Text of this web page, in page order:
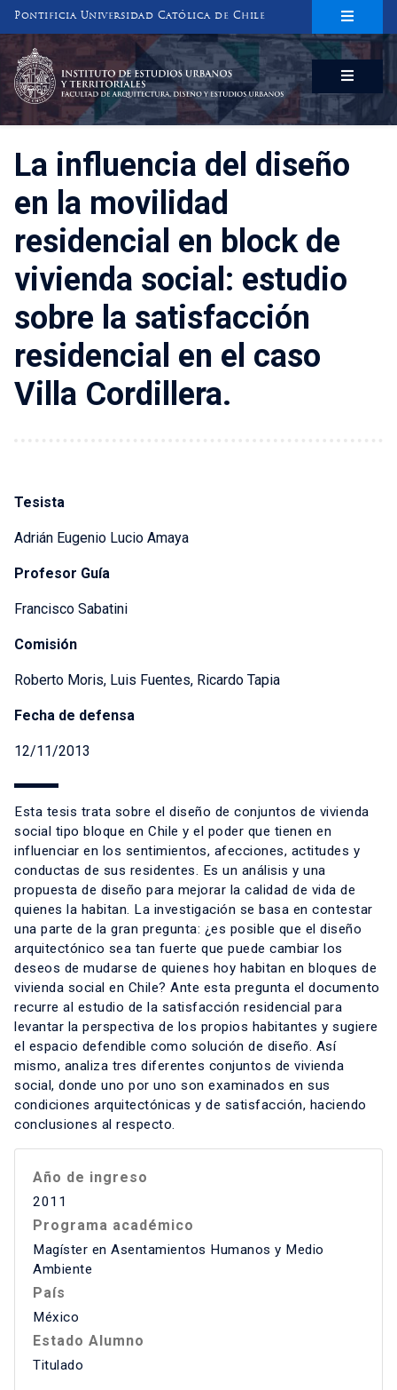
Pontificia Universidad Católica de Chile
INSTITUTO DE ESTUDIOS URBANOS
Y TERRITORIALES
FACULTAD DE ARQUITECTURA, DISEÑO Y ESTUDIOS URBANOS
La influencia del diseño
en la movilidad
residencial en block de
vivienda social: estudio
sobre la satisfacción
residencial en el caso
Villa Cordillera.
Tesista
Adrián Eugenio Lucio Amaya
Profesor Guía
Francisco Sabatini
Comisión
Roberto Moris, Luis Fuentes, Ricardo Tapia
Fecha de defensa
12/11/2013
Esta tesis trata sobre el diseño de conjuntos de vivienda
social tipo bloque en Chile y el poder que tienen en
influenciar en los sentimientos, afecciones, actitudes y
conductas de sus residentes. Es un análisis y una
propuesta de diseño para mejorar la calidad de vida de
quienes la habitan. La investigación se basa en contestar
una parte de la gran pregunta: ¿es posible que el diseño
arquitectónico sea tan fuerte que puede cambiar los
deseos de mudarse de quienes hoy habitan en bloques de
vivienda social en Chile? Ante esta pregunta el documento
recurre al estudio de la satisfacción residencial para
levantar la perspectiva de los propios habitantes y sugiere
el espacio defendible como solución de diseño. Así
mismo, analiza tres diferentes conjuntos de vivienda
social, donde uno por uno son examinados en sus
condiciones arquitectónicas y de satisfacción, haciendo
conclusiones al respecto.
Año de ingreso
2011
Programa académico
Magíster en Asentamientos Humanos y Medio
Ambiente
País
México
Estado Alumno
Titulado